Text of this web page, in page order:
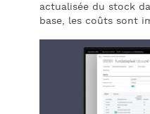
actualisée du stock
base, les coûts sont